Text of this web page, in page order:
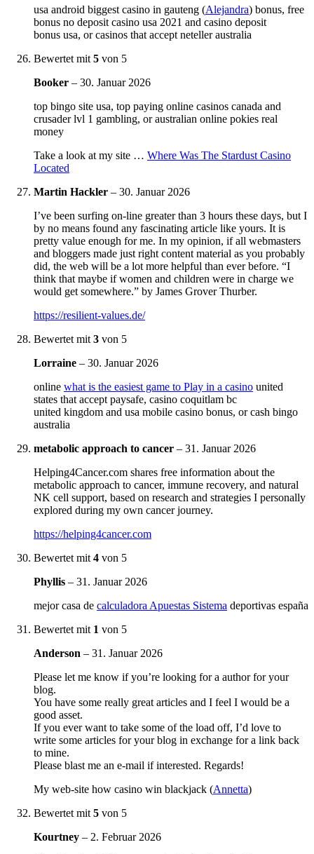
usa android biggest casino in gauteng (Alejandra) bonus, free
bonus no deposit casino usa 2021 and casino deposit
bonus usa, or casinos that accept neteller australia
Bewertet mit5 von 5
Booker – 30. Januar 2026
top bingo site usa, top paying online casinos canada and
crusader lvl 1 gambling, or australian online pokies real
money
Take a look at my site … Where Was The Stardust Casino
Located
Martin Hackler – 30. Januar 2026
I’ve been surfing on-line greater than 3 hours these days, but I
by no means found any fascinating article like yours. It is
pretty value enough for me. In my opinion, if all webmasters
and bloggers made just right content material as you probably
did, the web will be a lot more helpful than ever before. “I
think that maybe if women and children were in charge we
would get somewhere.” by James Grover Thurber.
https://resilient-values.de/
Bewertet mit3 von 5
Lorraine – 30. Januar 2026
online what is the easiest game to Play in a casino united
states that accept paysafe, casino coquitlam bc
united kingdom and usa mobile casino bonus, or cash bingo
australia
metabolic approach to cancer – 31. Januar 2026
Helping4Cancer.com shares free information about the
metabolic approach to cancer, immune recovery, and natural
NK cell support, based on research and strategies I personally
explored during my own cancer journey.
https://helping4cancer.com
Bewertet mit4 von 5
Phyllis – 31. Januar 2026
mejor casa de calculadora Apuestas Sistema deportivas españa
Bewertet mit 1 von 5
Anderson – 31. Januar 2026
Please let me know if you’re looking for a author for your
blog.
You have some really great articles and I feel I would be a
good asset.
If you ever want to take some of the load off, I’d love to
write some articles for your blog in exchange for a link back
to mine.
Please blast me an e-mail if interested. Regards!
My web-site how casino win blackjack (Annetta)
Bewertet mit5 von 5
Kourtney – 2. Februar 2026